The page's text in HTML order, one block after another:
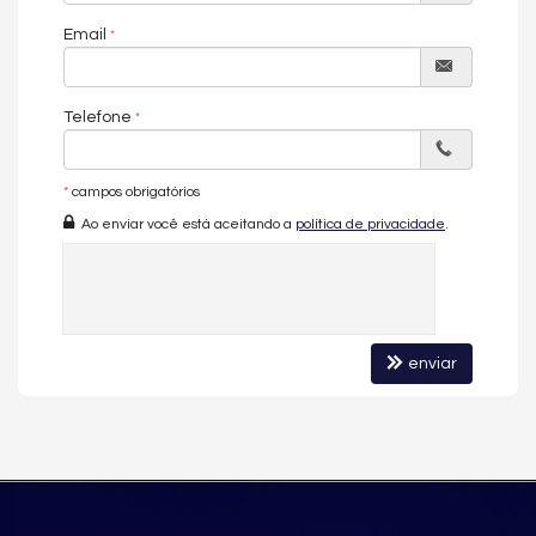
A sua imobiliária em Balneário Camboriú.
Entre em contato conosco e conheça esse empreendimento.
Sacada com Churrasqueira a Carvão
Email
Telefone
* campos obrigatórios
Ao enviar você está aceitando a política de privacidade
enviar